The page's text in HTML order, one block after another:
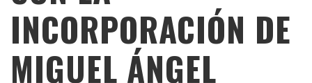
INCORPORACIÓN DE
MIGUEL ÁNGEL